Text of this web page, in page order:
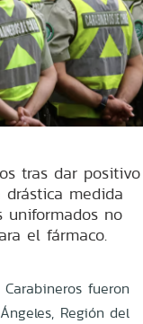
tras dar positivo
medida
uniformados no
el fármaco.
fueron
Región del